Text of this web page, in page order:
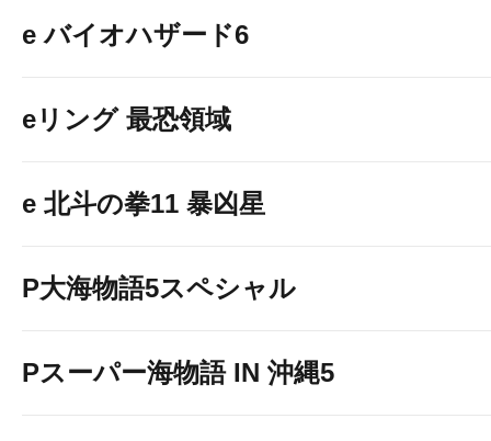
e バイオハザード6
eリング 最恐領域
e 北斗の拳11 暴凶星
P大海物語5スペシャル
Pスーパー海物語 IN 沖縄5